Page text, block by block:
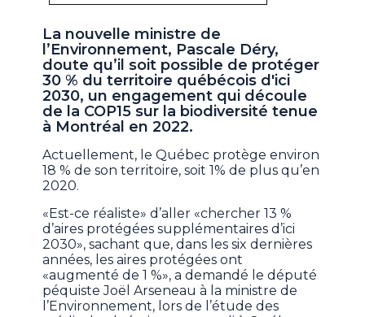
La nouvelle ministre de
l’Environnement, Pascale Déry,
doute qu’il soit possible de protéger
30 % du territoire québécois d'ici
2030, un engagement qui découle
de la COP15 sur la biodiversité tenue
à Montréal en 2022.
Actuellement, le Québec protège environ
18 % de son territoire, soit 1% de plus qu’en
2020.
«Est-ce réaliste» d’aller «chercher 13 %
d’aires protégées supplémentaires d’ici
2030», sachant que, dans les six dernières
années, les aires protégées ont
«augmenté de 1 %», a demandé le député
péquiste Joël Arseneau à la ministre de
l’Environnement, lors de l’étude des